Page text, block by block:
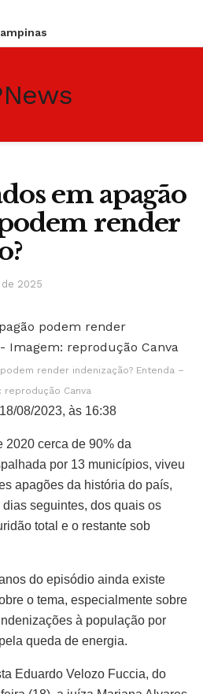
em apagão
render
2025
render indenização? Entenda –
reprodução Canva
08/2023, às 16:38
2020 cerca de 90% da
por 13 municípios, viveu
apagões da história do país,
seguintes, dos quais os
total e o restante sob
do episódio ainda existe
o tema, especialmente sobre
à população por
queda de energia.
Eduardo Velozo Fuccia, do